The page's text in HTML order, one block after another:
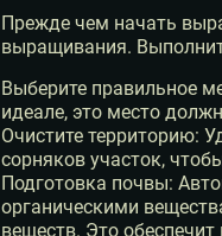
Прежде чем начать
выращивания.
Выберите правильное
идеале, это место
Очистите территорию:
сорняков участок,
Подготовка почвы:
органическими
веществ. Это